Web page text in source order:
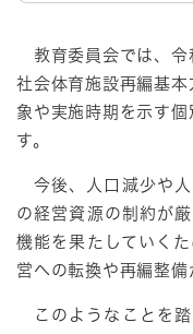
教育委員会では、令
社会体育施設再編基
象や実施時期を示す
す。
今後、人口減少や人
の経営資源の制約が
機能を果たしていく
営への転換や再編整備
このようなことを踏